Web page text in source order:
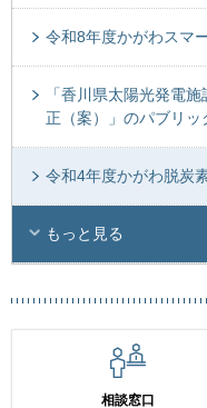
令和8年度かがわスマ
「香川県太陽光発電
正（案）」のパブリ
令和4年度かがわ脱炭
もっと見る
相談窓口